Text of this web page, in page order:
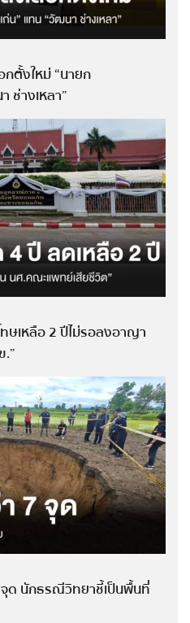
ตั้งใหม่ “นายก
ช่างเหลา”
ษเหลือ 2 ปีไม่รอลงอาญา
ด นักธรณีวิทยาชี้เป็นพื้นที่